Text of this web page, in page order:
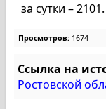
за сутки – 2101.
Просмотров: 1674
Ссылка на
Ростовской